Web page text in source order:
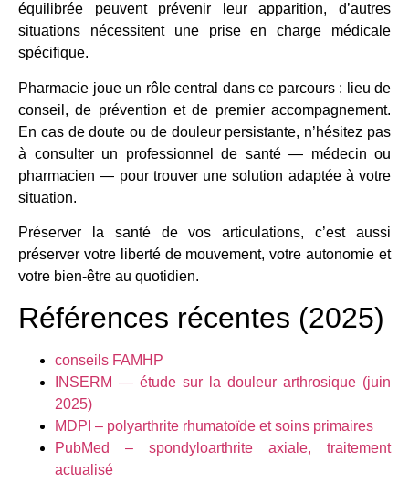
équilibrée peuvent prévenir leur apparition, d’autres
situations nécessitent une prise en charge médicale
spécifique.
Pharmacie joue un rôle central dans ce parcours : lieu de
conseil, de prévention et de premier accompagnement.
En cas de doute ou de douleur persistante, n’hésitez pas
à consulter un professionnel de santé — médecin ou
pharmacien — pour trouver une solution adaptée à votre
situation.
Préserver la santé de vos articulations, c’est aussi
préserver votre liberté de mouvement, votre autonomie et
votre bien-être au quotidien.
Références récentes (2025)
conseils FAMHP
INSERM — étude sur la douleur arthrosique (juin
2025)
MDPI – polyarthrite rhumatoïde et soins primaires
PubMed – spondyloarthrite axiale, traitement
actualisé